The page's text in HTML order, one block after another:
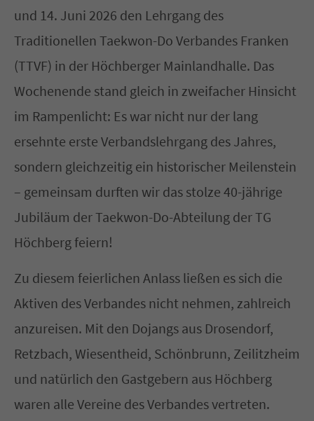
Have any questions?
Drop us a line
info@yourdomain.com
About us
Lorem ipsum dolor sit amet, consectetuer
adipiscing elit.
Aenean commodo ligula eget dolor. Aenean
magnis dis parturient montes, nascetur
ridiculus mus. Donec quam felis, ultricies nec.
und 14. Juni 2026 den Lehrgang des
Traditionellen Taekwon-Do Verbandes Franken
(TTVF) in der Höchberger Mainlandhalle. Das
Wochenende stand gleich in zweifacher Hinsicht
im Rampenlicht: Es war nicht nur der lang
ersehnte erste Verbandslehrgang des Jahres,
sondern gleichzeitig ein historischer Meilenstein
– gemeinsam durften wir das stolze 40-jährige
Jubiläum der Taekwon-Do-Abteilung der TG
Höchberg feiern!
Zu diesem feierlichen Anlass ließen es sich die
Aktiven des Verbandes nicht nehmen, zahlreich
anzureisen. Mit den Dojangs aus Drosendorf,
Retzbach, Wiesentheid, Schönbrunn, Zeilitzheim
und natürlich den Gastgebern aus Höchberg
waren alle Vereine des Verbandes vertreten.